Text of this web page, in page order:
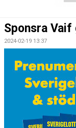
FÖRENINGEN
MEDLEMSKAP
SPONSORER
EVENEMANG
Sponsra
2024-02-19 13:37